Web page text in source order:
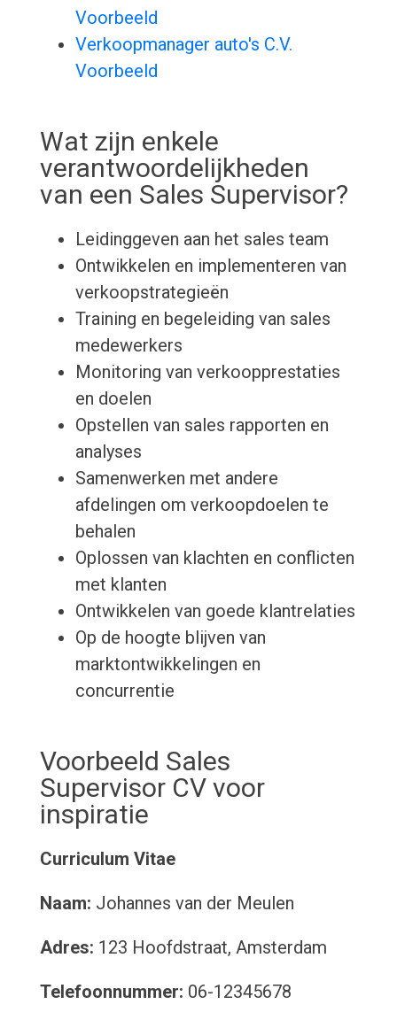
Voorbeeld
Verkoopmanager auto's C.V.
Voorbeeld
Wat zijn enkele
verantwoordelijkheden
van een Sales Supervisor?
Leidinggeven aan het sales team
Ontwikkelen en implementeren van
verkoopstrategieën
Training en begeleiding van sales
medewerkers
Monitoring van verkoopprestaties
en doelen
Opstellen van sales rapporten en
analyses
Samenwerken met andere
afdelingen om verkoopdoelen te
behalen
Oplossen van klachten en conflicten
met klanten
Ontwikkelen van goede klantrelaties
Op de hoogte blijven van
marktontwikkelingen en
concurrentie
Voorbeeld Sales
Supervisor CV voor
inspiratie
Curriculum Vitae
Naam: Johannes van der Meulen
Adres: 123 Hoofdstraat, Amsterdam
Telefoonnummer: 06-12345678